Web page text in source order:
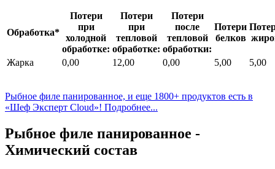
Обработка*
Потери
при
холодной
обработке:
Потери
при
тепловой
обработке:
Потери
после
тепловой
обработки:
Потери
белков
Жарка 0,00 12,00 0,00 5,00 5,00
Рыбное филе панированное, и еще 1800+ продуктов есть в
«Шеф Эксперт Cloud»! Подробнее...
Рыбное филе панированное -
Химический состав